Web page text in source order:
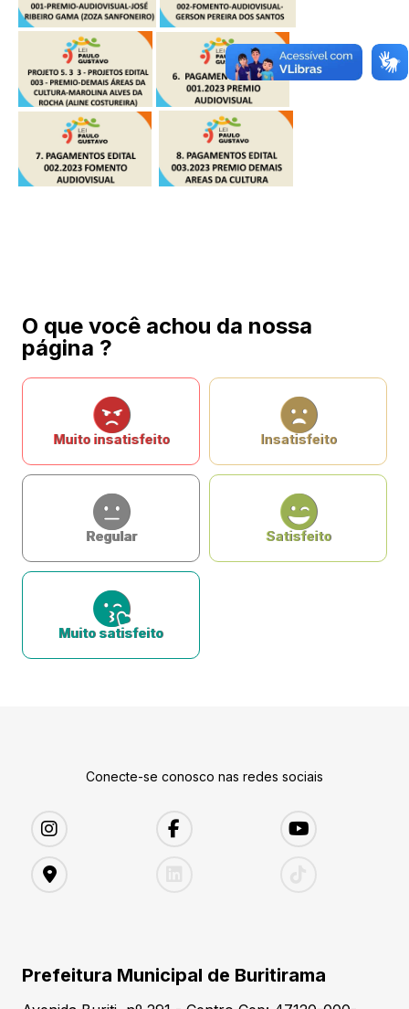
O que você achou da nossa
página ?
Muito insatisfeito Insatisfeito
Regular Satisfeito
Muito satisfeito
Conecte-se conosco nas redes sociais
Prefeitura Municipal de Buritirama